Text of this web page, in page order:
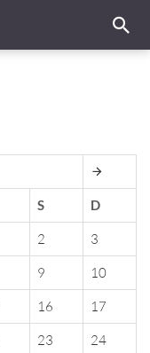
S D
2
3
9
10
16
17
23
24